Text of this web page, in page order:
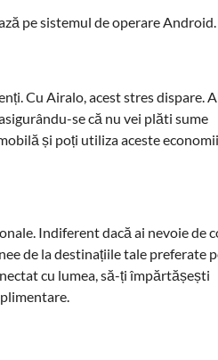
pe sistemul de operare Android.
Cu Airalo, acest stres dispare.
se că nu vei plăti sume
și poți utiliza aceste
Indiferent dacă ai nevoie de
de la destinațiile tale preferate
cu lumea, să-ți împărtășești